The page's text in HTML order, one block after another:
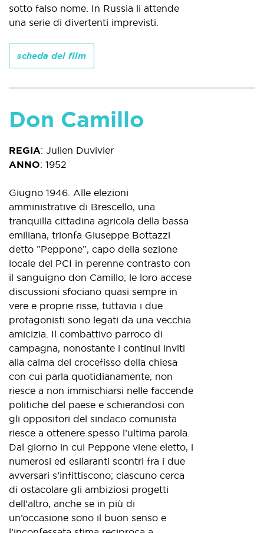
sotto falso nome. In Russia li attende
una serie di divertenti imprevisti.
scheda del film
Don Camillo
REGIA: Julien Duvivier
ANNO: 1952
Giugno 1946. Alle elezioni
amministrative di Brescello, una
tranquilla cittadina agricola della bassa
emiliana, trionfa Giuseppe Bottazzi
detto ”Peppone”, capo della sezione
locale del PCI in perenne contrasto con
il sanguigno don Camillo; le loro accese
discussioni sfociano quasi sempre in
vere e proprie risse, tuttavia i due
protagonisti sono legati da una vecchia
amicizia. Il combattivo parroco di
campagna, nonostante i continui inviti
alla calma del crocefisso della chiesa
con cui parla quotidianamente, non
riesce a non immischiarsi nelle faccende
politiche del paese e schierandosi con
gli oppositori del sindaco comunista
riesce a ottenere spesso l’ultima parola.
Dal giorno in cui Peppone viene eletto, i
numerosi ed esilaranti scontri fra i due
avversari s’infittiscono; ciascuno cerca
di ostacolare gli ambiziosi progetti
dell’altro, anche se in più di
un’occasione sono il buon senso e